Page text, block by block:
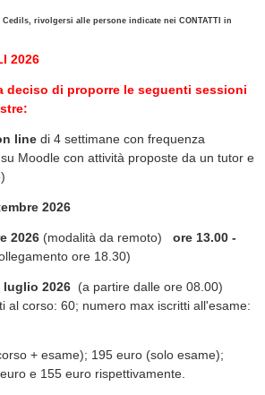
rivolgersi alle persone indicate nei CONTATTI in
2026
deciso di proporre le seguenti sessioni
line di 4 settimane con frequenza
Moodle con attività proposte da un tutor e
2026
2026 (modalità da remoto) ore 13.00 -
ore 18.30)
luglio 2026 (a partire dalle ore 08.00)
al corso: 60; numero max iscritti all'esame:
+ esame); 195 euro (solo esame);
e 155 euro rispettivamente.